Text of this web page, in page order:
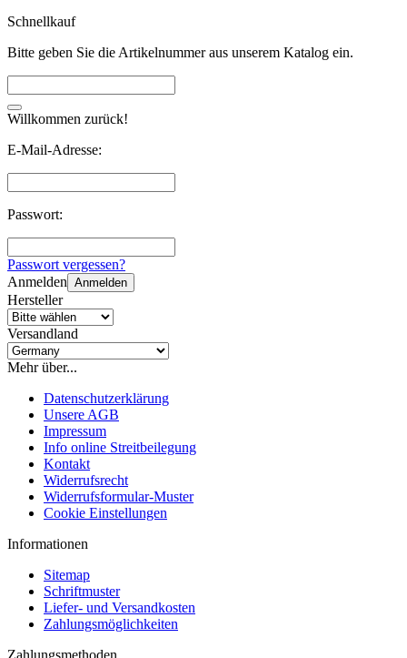
Schnellkauf
Bitte geben Sie die Artikelnummer aus unserem Katalog ein.
Willkommen zurück!
E-Mail-Adresse:
Passwort:
Passwort vergessen?
Anmelden Anmelden
Hersteller
Versandland
Mehr über...
Datenschutzerklärung
Unsere AGB
Impressum
Info online Streitbeilegung
Kontakt
Widerrufsrecht
Widerrufsformular-Muster
Cookie Einstellungen
Informationen
Sitemap
Schriftmuster
Liefer- und Versandkosten
Zahlungsmöglichkeiten